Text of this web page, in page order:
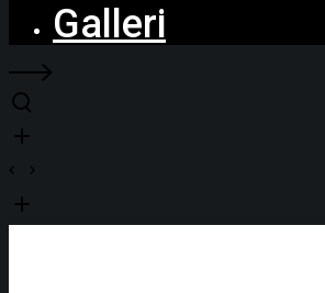
Galleri